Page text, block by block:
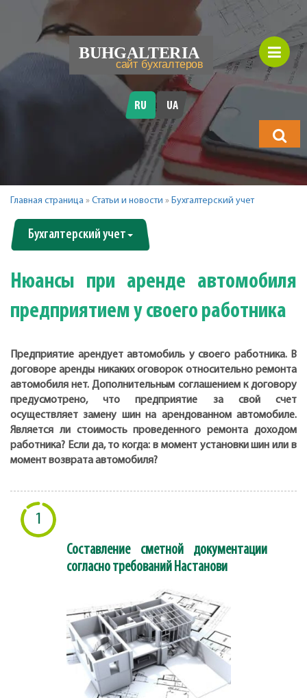
будете
искать?
RU UA
Главная страница » Статьи и новости » Бухгалтерский учет
Бухгалтерский учет
Нюансы при аренде автомобиля
предприятием у своего работника
Предприятие арендует автомобиль у своего работника. В
договоре аренды никаких оговорок относительно ремонта
автомобиля нет. Дополнительным соглашением к договору
предусмотрено, что предприятие за свой счет
осуществляет замену шин на арендованном автомобиле.
Является ли стоимость проведенного ремонта доходом
работника? Если да, то когда: в момент установки шин или в
момент возврата автомобиля?
1
Составление сметной документации
согласно требований Настанови